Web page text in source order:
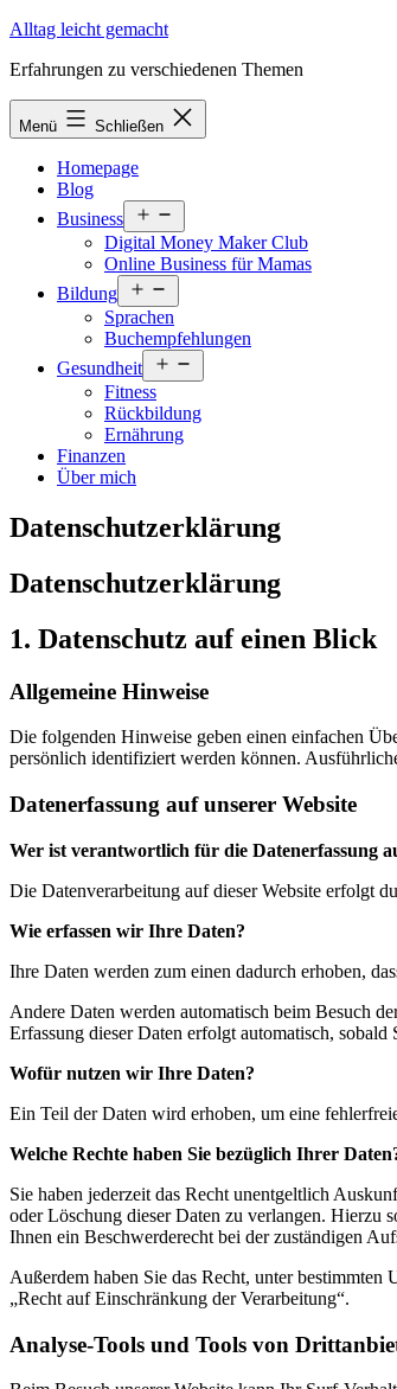
Zum
springen
Alltag leicht gemacht
Erfahrungen zu verschiedenen Themen
Menü Schließen
Homepage
Blog
Business
öffnen
Digital Money Maker Club
Online Business für Mamas
Bildung
öffnen
Sprachen
Buchempfehlungen
Gesundheit
öffnen
Fitness
Rückbildung
Ernährung
Finanzen
Über mich
Datenschutzerklärung
Datenschutzerklärung
1. Datenschutz auf einen Blick
Allgemeine Hinweise
Die folgenden Hinweise geben einen einfachen
persönlich identifiziert werden können.
Datenerfassung auf unserer Website
Wer ist verantwortlich für die Datenerfassung
Die Datenverarbeitung auf dieser Website erfolgt
Wie erfassen wir Ihre Daten?
Ihre Daten werden zum einen dadurch erhoben,
Andere Daten werden automatisch beim Besuch
Erfassung dieser Daten erfolgt automatisch, sobald
Wofür nutzen wir Ihre Daten?
Ein Teil der Daten wird erhoben, um eine
Welche Rechte haben Sie bezüglich Ihrer
Sie haben jederzeit das Recht unentgeltlich
oder Löschung dieser Daten zu verlangen. Hierzu
Ihnen ein Beschwerderecht bei der zuständigen
Außerdem haben Sie das Recht, unter
„Recht auf Einschränkung der Verarbeitung“.
Analyse-Tools und Tools von